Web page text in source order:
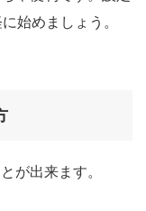
始めましょう。
が出来ます。